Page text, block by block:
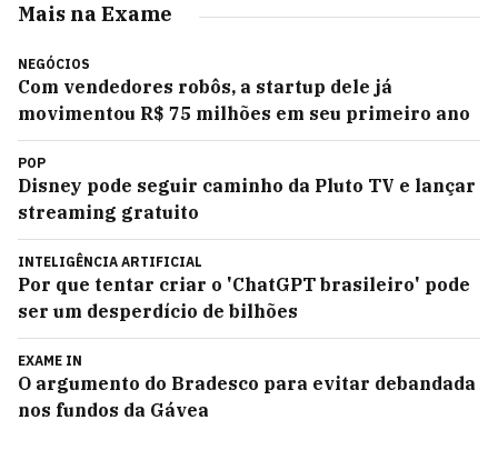
Mais na Exame
NEGÓCIOS
Com vendedores robôs, a startup dele já
movimentou R$ 75 milhões em seu primeiro ano
POP
Disney pode seguir caminho da Pluto TV e lançar
streaming gratuito
INTELIGÊNCIA ARTIFICIAL
Por que tentar criar o 'ChatGPT brasileiro' pode
ser um desperdício de bilhões
EXAME IN
O argumento do Bradesco para evitar debandada
nos fundos da Gávea